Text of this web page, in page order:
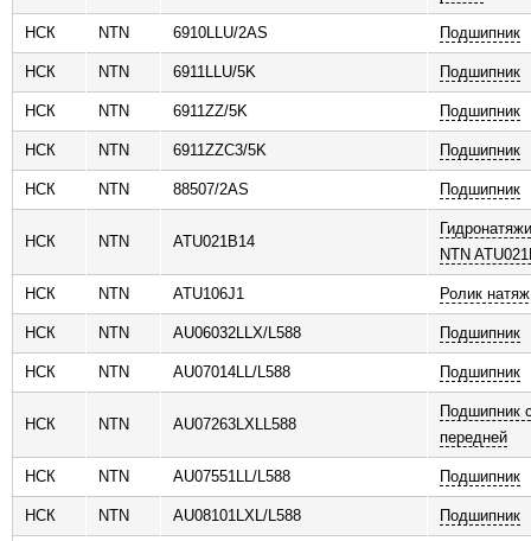
НСК NTN 6910LLU/2AS Подшипник
НСК NTN 6911LLU/5K Подшипник
НСК NTN 6911ZZ/5K Подшипник
НСК NTN 6911ZZC3/5K Подшипник
НСК NTN 88507/2AS Подшипник
НСК NTN ATU021B14
NTN
НСК NTN ATU106J1 Ролик
НСК NTN AU06032LLX/L588 Подшипник
НСК NTN AU07014LL/L588 Подшипник
НСК NTN AU07263LXLL588
Подшипник
передней
НСК NTN AU07551LL/L588 Подшипник
НСК NTN AU08101LXL/L588 Подшипник